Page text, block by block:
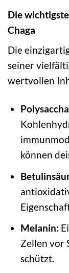
Die
Chaga
Die
seiner
wertvollen
können
Melanin:
Zellen vor
schützt.